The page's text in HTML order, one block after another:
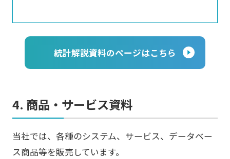
統計解説資料のページはこちら
4. 商品・サービス資料
当社では、各種のシステム、サービス、データベー
ス商品等を販売しています。